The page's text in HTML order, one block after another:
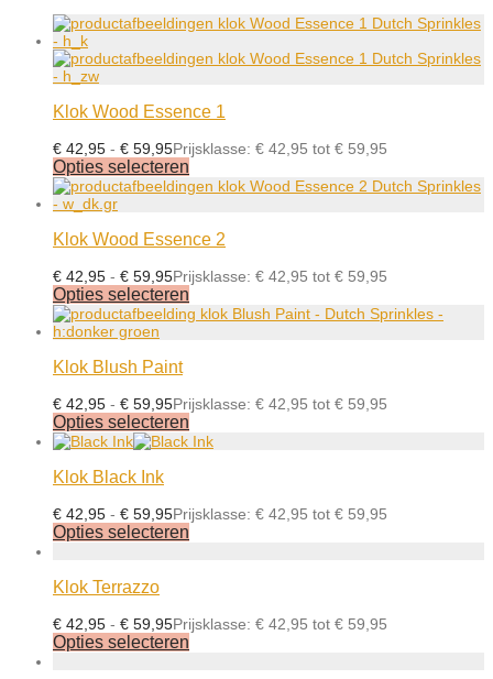
Klok Wood Essence 1
€ 42,95 - € 59,95Prijsklasse: € 42,95 tot € 59,95
Opties selecteren
Klok Wood Essence 2
€ 42,95 - € 59,95Prijsklasse: € 42,95 tot € 59,95
Opties selecteren
Klok Blush Paint
€ 42,95 - € 59,95Prijsklasse: € 42,95 tot € 59,95
Opties selecteren
Klok Black Ink
€ 42,95 - € 59,95Prijsklasse: € 42,95 tot € 59,95
Opties selecteren
Klok Terrazzo
€ 42,95 - € 59,95Prijsklasse: € 42,95 tot € 59,95
Opties selecteren